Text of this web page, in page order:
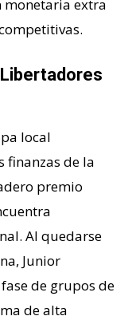
monetaria extra
local
finanzas de la
premio
Al quedarse
Junior
de grupos de
de alta